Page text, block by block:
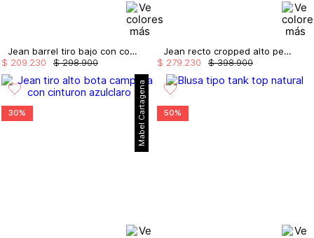
Jean barrel tiro bajo con cortes
$ 298.900
$ 209 230
Jean recto cropped alto perlas costado
$ 398.900
$ 279 230
Mabel Cartagena
30% 50%